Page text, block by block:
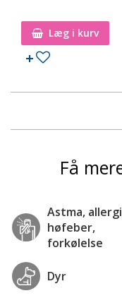
Læg i kurv
Tilføj til
Få
Astma,
høfeber,
forkølelse
Dyr